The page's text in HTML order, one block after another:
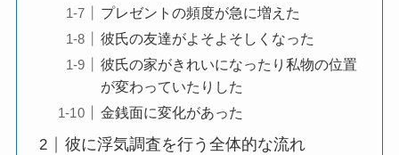
プレゼントの頻度が急に増えた
彼氏の友達がよそよそしくなった
彼氏の家がきれいになったり私物の位置
が変わっていたりした
金銭面に変化があった
彼に浮気調査を行う全体的な流れ